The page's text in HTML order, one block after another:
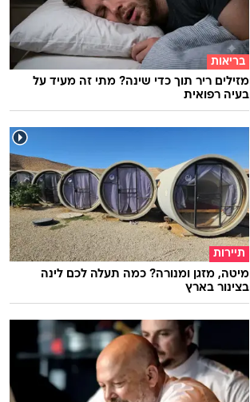
בריאות
מזילים ריר תוך כדי שינה? מתי זה מעיד על
בעיה רפואית
תיירות
מיטה, מזגן ומנורה? כמה תעלה לכם לינה
בצינור בארץ